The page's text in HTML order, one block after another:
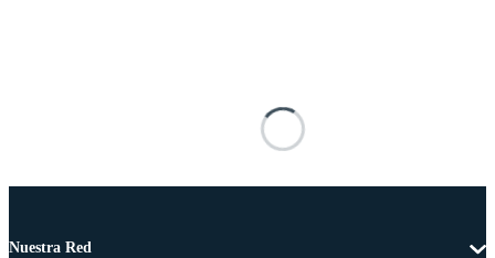
Nuestra Red